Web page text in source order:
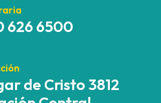
626 6500
de Cristo 3812